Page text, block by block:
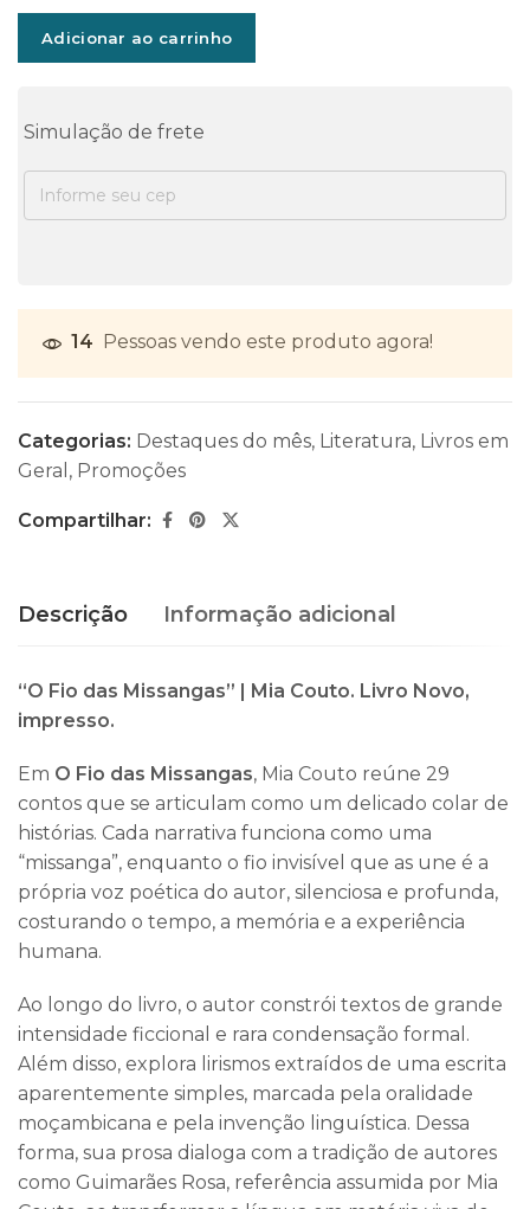
Adicionar ao carrinho
Simulação de frete
14 Pessoas vendo este produto agora!
Categorias: Destaques do mês, Literatura, Livros em
Geral , Promoções
Compartilhar:
Descrição Informação adicional
“O Fio das Missangas” |
Mia Couto. Livro Novo,
impresso.
Em O Fio das Missangas, Mia Couto reúne 29
contos que se articulam como um delicado colar de
histórias. Cada narrativa funciona como uma
“missanga”, enquanto o fio invisível que as une é a
própria voz poética do autor, silenciosa e profunda,
costurando o tempo, a memória e a experiência
humana.
Ao longo do livro, o autor constrói textos de grande
intensidade ficcional e rara condensação formal.
Além disso, explora lirismos extraídos de uma escrita
aparentemente simples, marcada pela oralidade
moçambicana e pela invenção linguística. Dessa
forma, sua prosa dialoga com a tradição de autores
como Guimarães Rosa, referência assumida por Mia